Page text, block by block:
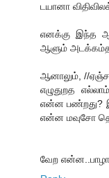
டயானா
எனக்கு இந்த
ஆளும்
ஆனாலும், //
எழுதுறத
என்ன பண்றது?
என்ன மவுசோ
வேற